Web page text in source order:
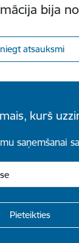
bija
atsauksmi
kurš
saņemšanai